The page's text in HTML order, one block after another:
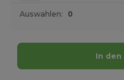
Auswahlen: 0
In den